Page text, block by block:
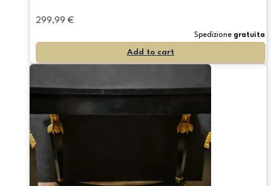
299,99 €
Spedizione gratuita
Add to cart